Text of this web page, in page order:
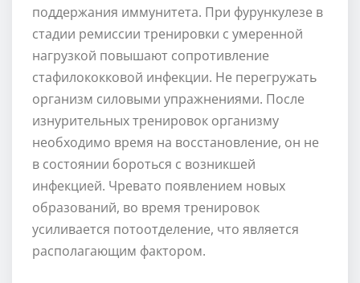
поддержания иммунитета. При фурункулезе в
стадии ремиссии тренировки с умеренной
нагрузкой повышают сопротивление
стафилококковой инфекции. Не перегружать
организм силовыми упражнениями. После
изнурительных тренировок организму
необходимо время на восстановление, он не
в состоянии бороться с возникшей
инфекцией. Чревато появлением новых
образований, во время тренировок
усиливается потоотделение, что является
располагающим фактором.